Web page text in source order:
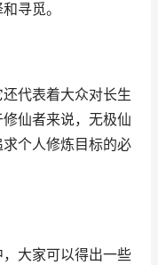
寻觅。
代表着大众对长生
仙者来说，无极仙
个人修炼目标的必
大家可以得出一些